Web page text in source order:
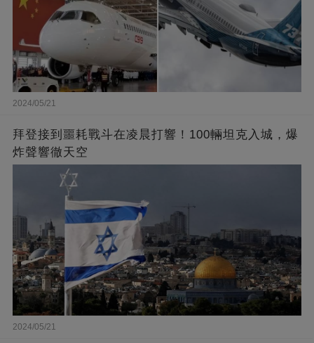
2024/05/21
拜登接到噩耗戰斗在凌晨打響！100輛坦克入城，爆
炸聲響徹天空
2024/05/21